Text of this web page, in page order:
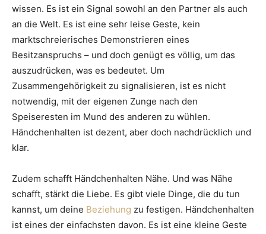
wissen. Es ist ein Signal sowohl an den Partner als auch
an die Welt. Es ist eine sehr leise Geste, kein
marktschreierisches Demonstrieren eines
Besitzanspruchs – und doch genügt es völlig, um das
auszudrücken, was es bedeutet. Um
Zusammengehörigkeit zu signalisieren, ist es nicht
notwendig, mit der eigenen Zunge nach den
Speiseresten im Mund des anderen zu wühlen.
Händchenhalten ist dezent, aber doch nachdrücklich und
klar.
Zudem schafft Händchenhalten Nähe. Und was Nähe
schafft, stärkt die Liebe. Es gibt viele Dinge, die du tun
kannst, um deine Beziehung zu festigen. Händchenhalten
ist eines der einfachsten davon. Es ist eine kleine Geste